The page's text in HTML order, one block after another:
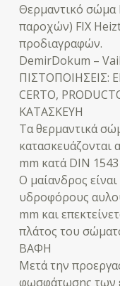
Θερμαντικό σώμα
παροχών) FIX
προδιαγραφών.
DemirDokum –
ΠΙΣΤΟΠΟΙΗΣΕΙΣ:
CERTO,
ΚΑΤΑΣΚΕΥΗ
Τα θερμαντικά
mm κατά DIN
Ο μαίανδρος
υδροφόρους
mm και
πλάτος του
ΒΑΦΗ
Μετά την
φωσφάτωσης των